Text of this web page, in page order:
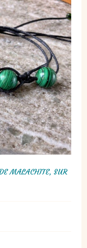
MALACHITE, SUR